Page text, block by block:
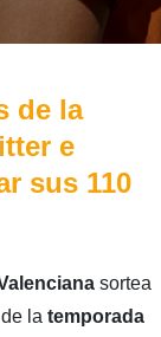
de la
e
sus 110
sortea
la temporada